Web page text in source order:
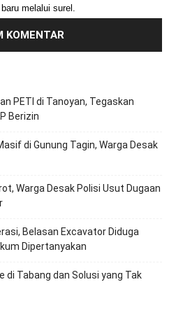
melalui surel.
PETI di Tanoyan, Tegaskan
Berizin
di Gunung Tagin, Warga Desak
Warga Desak Polisi Usut Dugaan
Belasan Excavator Diduga
Dipertanyakan
di Tabang dan Solusi yang Tak